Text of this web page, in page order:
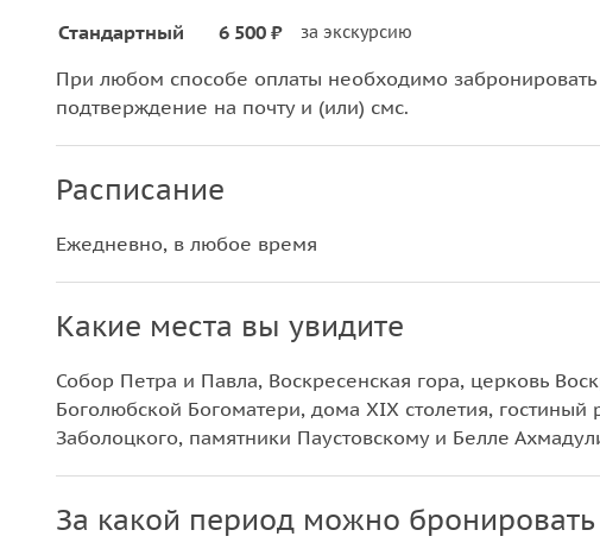
Стандартный 6 500 ₽ за экскурсию
При любом способе оплаты необходимо
подтверждение на почту и (или) смс.
Расписание
Ежедневно, в любое время
Какие места вы увидите
Собор Петра и Павла, Воскресенская гора, церковь
Боголюбской Богоматери, дома XIX столетия,
Заболоцкого, памятники Паустовскому и Белле
За какой период можно бронировать